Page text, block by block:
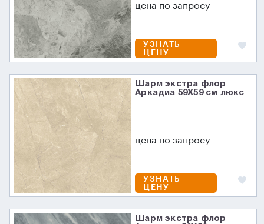
цена по запросу
УЗНАТЬ
ЦЕНУ
Шарм экстра флор
Аркадиа 59X59 см люкс
цена по запросу
УЗНАТЬ
ЦЕНУ
Шарм экстра флор